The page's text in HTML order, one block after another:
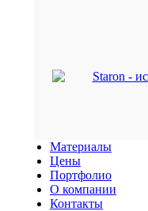
Материалы
Цены
Портфолио
О компании
Контакты